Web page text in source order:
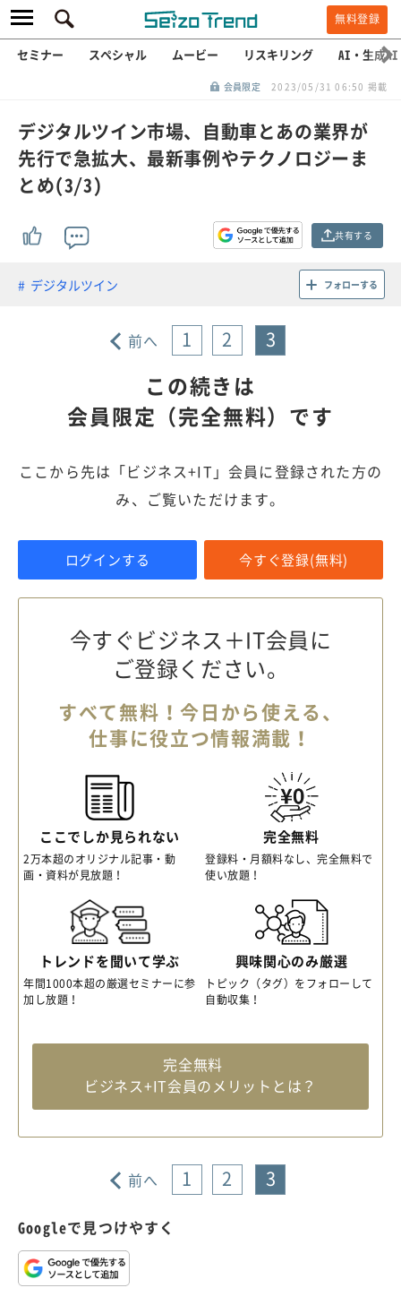
無料登録
セミナー スペシャル ムービー リスキリング AI・生成AI
会員限定 2023/05/31 06:50 掲載
デジタルツイン市場、自動車とあの業界が
先行で急拡大、最新事例やテクノロジーま
とめ(3/3)
共有する
デジタルツイン フォローする
前へ 1 2 3
この続きは
会員限定（完全無料）です
ここから先は「ビジネス+IT」会員に登録された方の
み、ご覧いただけます。
ログインする 今すぐ登録(無料)
今すぐビジネス＋IT会員に
ご登録ください。
すべて無料！今日から使える、
仕事に役立つ情報満載！
ここでしか見られない
2万本超のオリジナル記事・動
画・資料が見放題！
完全無料
登録料・月額料なし、完全無料で
使い放題！
トレンドを聞いて学ぶ
年間1000本超の厳選セミナーに参
加し放題！
興味関心のみ厳選
トピック（タグ）をフォローして
自動収集！
完全無料
ビジネス+IT会員のメリットとは？
前へ 1 2 3
Googleで見つけやすく